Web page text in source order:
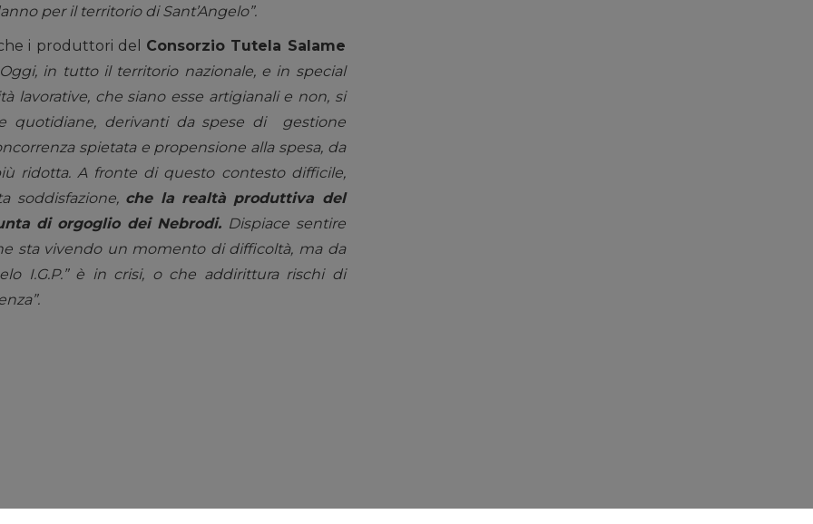
per il territorio di Sant’Angelo”.
i produttori del Consorzio Tutela Salame
in tutto il territorio nazionale, e in special
lavorative, che siano esse artigianali e non, si
quotidiane, derivanti da spese di gestione
spietata e propensione alla spesa, da
ridotta. A fronte di questo contesto difficile,
soddisfazione, che la realtà produttiva del
di orgoglio dei Nebrodi. Dispiace sentire
sta vivendo un momento di difficoltà, ma da
I.G.P.” è in crisi, o che addirittura rischi di